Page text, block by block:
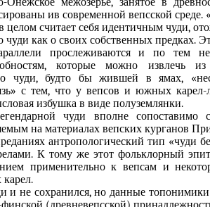
ив современной вепсской среде.
целом считает себя идентичным чуди,
чуди как о своих собственных предках.
прослеживаются и по тем
которые можно извлечь
о чуди, будто бы жившей в ямах,
с тем, что у вепсов и южных
избушка в виде полуземлянки.
чуди вполне сопоставимо
на материалах вепских курганов
антропологический тип «чуди
К тому же этот фольклорный
применительно к вепсам и
и не сохранился, но данные топонимики